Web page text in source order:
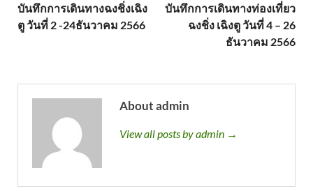
บันทึกการเดินทางฉงชิ่งเฉิง
ตู วันที่ 2 -24ธันวาคม 2566
บันทึกการเดินทางท่องเที่ยว
ฉงชิ่ง เฉิงตู วันที่ 4 – 26
ธันวาคม 2566
About admin
View all posts by admin →